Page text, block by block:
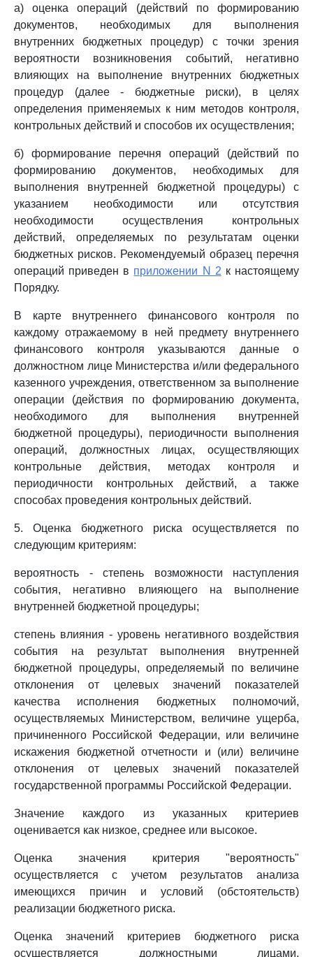
а) оценка операций (действий по формированию
документов, необходимых для выполнения
внутренних бюджетных процедур) с точки зрения
вероятности возникновения событий, негативно
влияющих на выполнение внутренних бюджетных
процедур (далее - бюджетные риски), в целях
определения применяемых к ним методов контроля,
контрольных действий и способов их осуществления;
б) формирование перечня операций (действий по
формированию документов, необходимых для
выполнения внутренней бюджетной процедуры) с
указанием необходимости или отсутствия
необходимости осуществления контрольных
действий, определяемых по результатам оценки
бюджетных рисков. Рекомендуемый образец перечня
операций приведен в приложении N 2 к настоящему
Порядку.
В карте внутреннего финансового контроля по
каждому отражаемому в ней предмету внутреннего
финансового контроля указываются данные о
должностном лице Министерства и/или федерального
казенного учреждения, ответственном за выполнение
операции (действия по формированию документа,
необходимого для выполнения внутренней
бюджетной процедуры), периодичности выполнения
операций, должностных лицах, осуществляющих
контрольные действия, методах контроля и
периодичности контрольных действий, а также
способах проведения контрольных действий.
5. Оценка бюджетного риска осуществляется по
следующим критериям:
вероятность - степень возможности наступления
события, негативно влияющего на выполнение
внутренней бюджетной процедуры;
степень влияния - уровень негативного воздействия
события на результат выполнения внутренней
бюджетной процедуры, определяемый по величине
отклонения от целевых значений показателей
качества исполнения бюджетных полномочий,
осуществляемых Министерством, величине ущерба,
причиненного Российской Федерации, или величине
искажения бюджетной отчетности и (или) величине
отклонения от целевых значений показателей
государственной программы Российской Федерации.
Значение каждого из указанных критериев
оценивается как низкое, среднее или высокое.
Оценка значения критерия "вероятность"
осуществляется с учетом результатов анализа
имеющихся причин и условий (обстоятельств)
реализации бюджетного риска.
Оценка значений критериев бюджетного риска
осуществляется должностными лицами,